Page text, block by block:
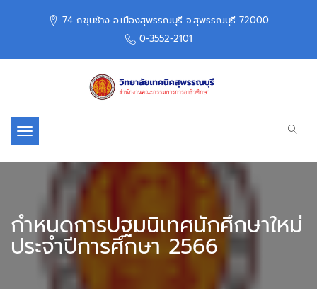
74 ถ.ขุนช้าง อ.เมืองสุพรรณบุรี จ.สุพรรณบุรี 72000
0-3552-2101
Toggle navigation
กำหนดการปฐมนิเทศนักศึกษาใหม่
ประจำปีการศึกษา 2566